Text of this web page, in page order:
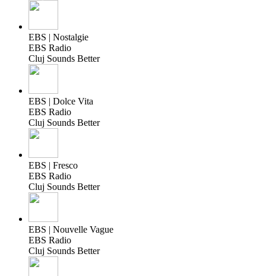
EBS | Nostalgie
EBS Radio
Cluj Sounds Better
EBS | Dolce Vita
EBS Radio
Cluj Sounds Better
EBS | Fresco
EBS Radio
Cluj Sounds Better
EBS | Nouvelle Vague
EBS Radio
Cluj Sounds Better